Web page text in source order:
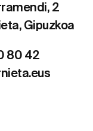
2
Gipuzkoa
80 42